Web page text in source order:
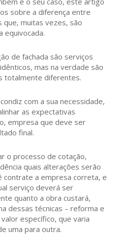
sobre a diferença entre
que, muitas vezes, são
equivocada.
de fachada são serviços
mas na verdade são
totalmente diferentes.
com a sua necessidade,
as expectativas
empresa que deve ser
final.
o processo de cotação,
quais alterações serão
contrate a empresa correta, e
serviço deverá ser
quanto a obra custará,
dessas técnicas – reforma e
específico, que varia
uma para outra.